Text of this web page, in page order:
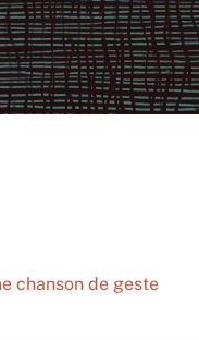
chanson de geste